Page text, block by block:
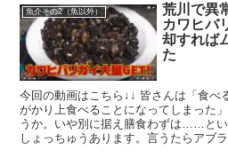
魚介その2（魚以外）
荒川で異
カワヒバ
却すれば
た
今回の動画はこちら↓↓ 皆さんは「食べ
がかり上食べることになってしまった
うか。いや別に据え膳食わずは……と
しょっちゅうあります。言うたらアブラ